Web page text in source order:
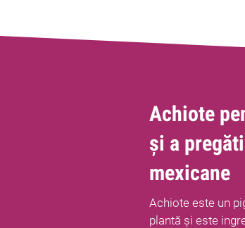
Achiote
și a
mexicane
Achiote este un
plantă și este